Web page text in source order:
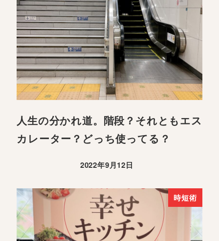
人生の分かれ道。階段？それともエス
カレーター？どっち使ってる？
2022年9月12日
時短術